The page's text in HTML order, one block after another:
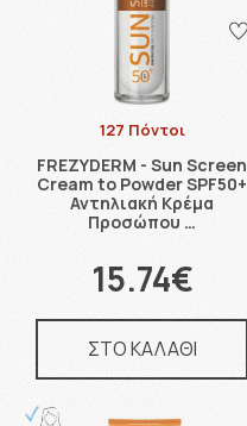
127 Πόντοι
FREZYDERM - Sun Screen
Cream to Powder SPF50+
Αντηλιακή Κρέμα
Προσώπου …
15.74€
ΣΤΟ ΚΑΛΑΘΙ